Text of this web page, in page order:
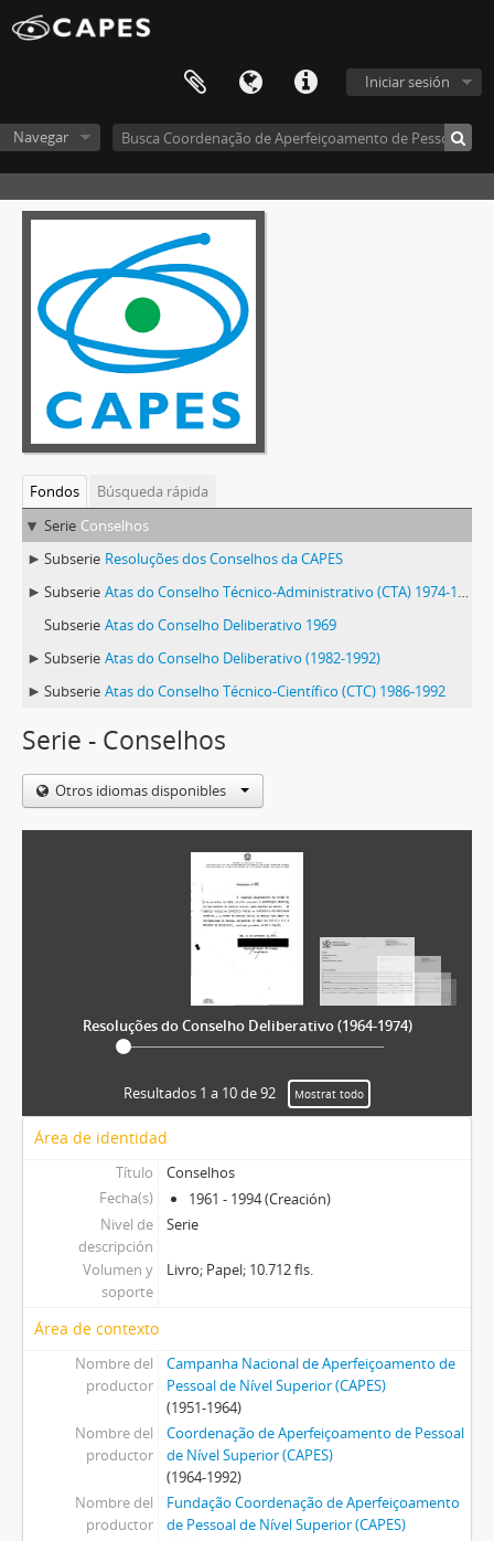
Iniciar sesión
Navegar
Fondos
Búsqueda rápida
Serie Conselhos
Subserie Resoluções dos Conselhos da CAPES
Subserie Atas do Conselho Técnico-Administrativo (CTA) 1974-1981
Subserie Atas do Conselho Deliberativo 1969
Subserie Atas do Conselho Deliberativo (1982-1992)
Subserie Atas do Conselho Técnico-Científico (CTC) 1986-1992
Serie - Conselhos
Otros idiomas disponibles
Resoluções do Conselho Deliberativo (1964-1974)
Resultados 1 a 10 de 92 Mostrat todo
Área de identidad
Título
Conselhos
Fecha(s)
1961 - 1994 (Creación)
Nivel de
descripción
Serie
Volumen y
soporte
Livro; Papel; 10.712 fls.
Área de contexto
Nombre del
productor
Campanha Nacional de Aperfeiçoamento de
Pessoal de Nível Superior (CAPES)
(1951-1964)
Nombre del
productor
Coordenação de Aperfeiçoamento de Pessoal
de Nível Superior (CAPES)
(1964-1992)
Nombre del
productor
Fundação Coordenação de Aperfeiçoamento
de Pessoal de Nível Superior (CAPES)